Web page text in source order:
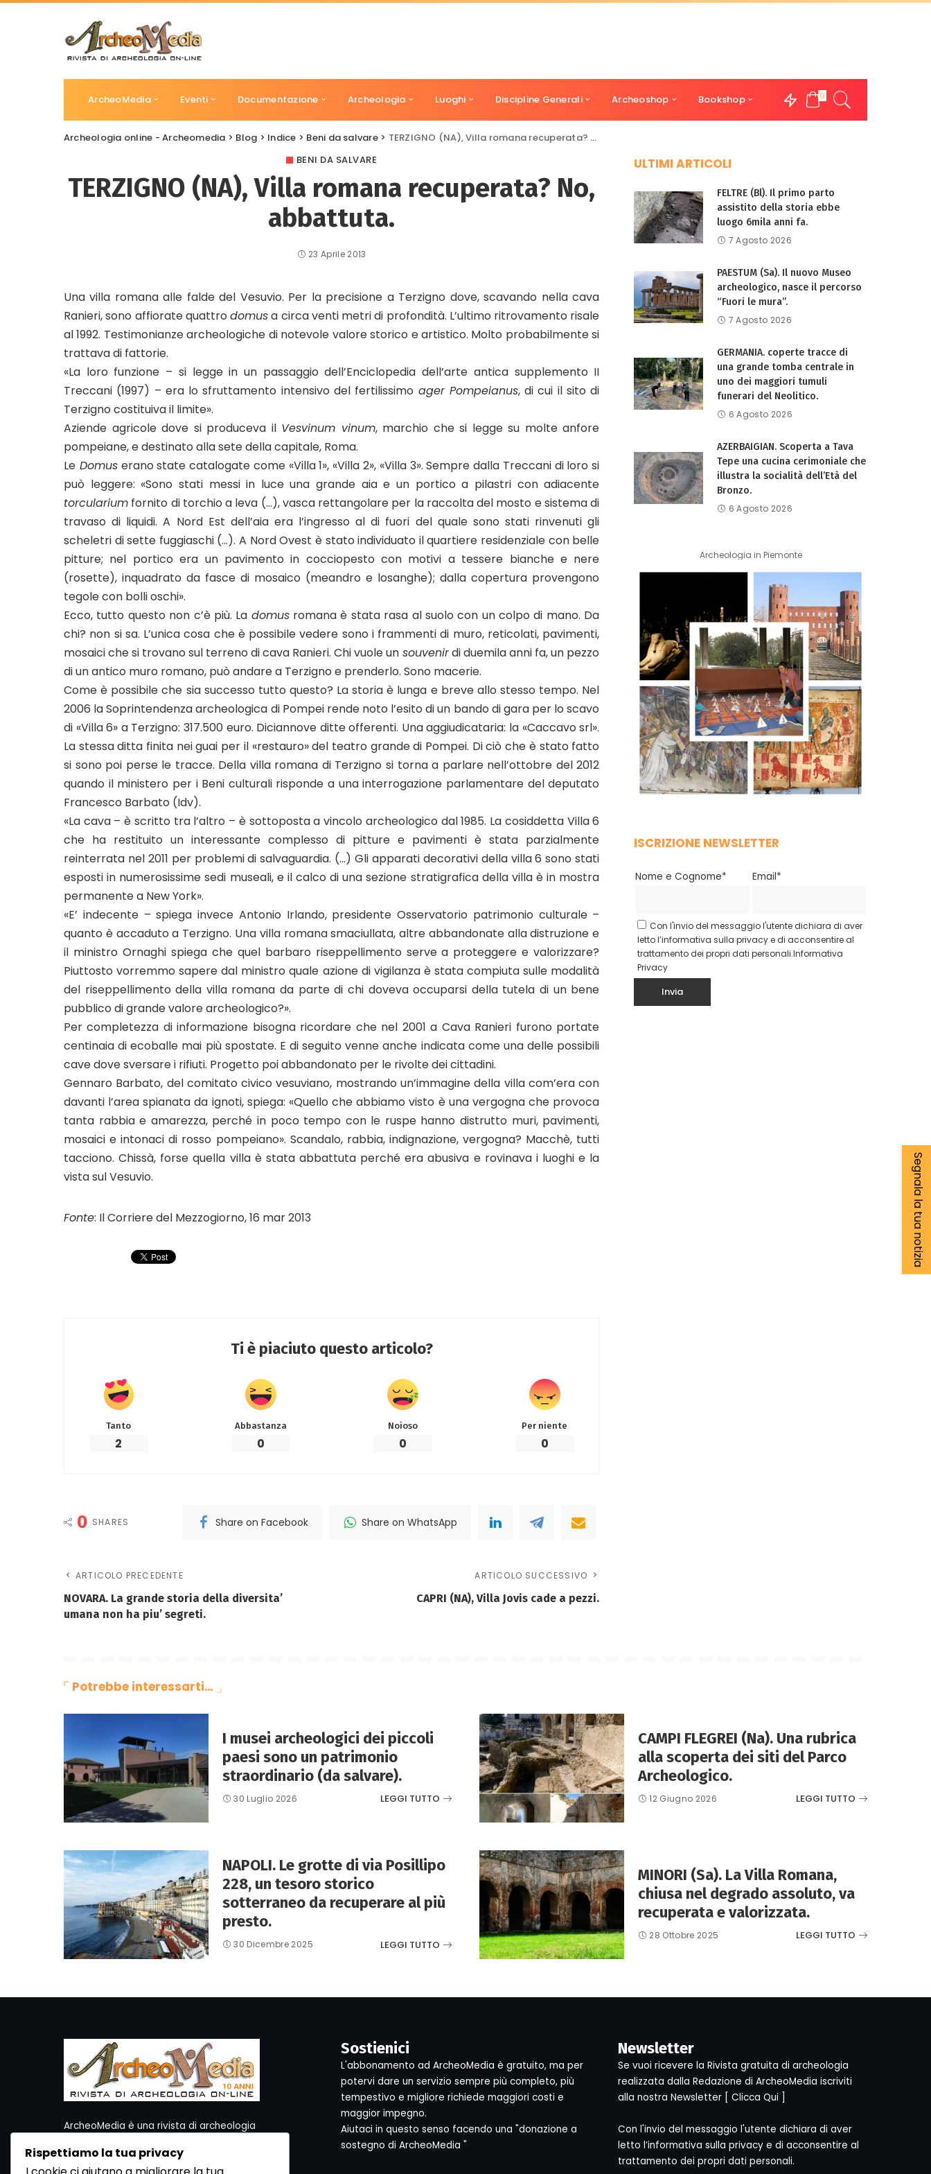
ArcheoMedia Eventi Documentazione Archeologia Luoghi Discipline Generali Archeoshop Bookshop 0
Archeologia online - Archeomedia > Blog > Indice > Beni da salvare> TERZIGNO (NA), Villa romana recuperata? No, abbattuta.
BENI DA SALVARE
TERZIGNO (NA), Villa romana recuperata? No,
abbattuta.
23 Aprile 2013
Una villa romana alle falde del Vesuvio. Per la precisione a Terzigno dove, scavando nella cava
Ranieri, sono affiorate quattro domusa circa venti metri di profondità. L’ultimo ritrovamento risale
al 1992. Testimonianze archeologiche di notevole valore storico e artistico. Molto probabilmente si
trattava di fattorie.
«La loro funzione – si legge in un passaggio dell’Enciclopedia dell’arte antica supplemento II
Treccani (1997) – era lo sfruttamento intensivo del fertilissimo ager Pompeianus, di cui il sito di
Terzigno costituiva il limite».
Aziende agricole dove si produceva il Vesvinum vinum, marchio che si legge su molte anfore
pompeiane, e destinato alla sete della capitale, Roma.
Le Domuserano state catalogate come «Villa 1», «Villa 2», «Villa 3». Sempre dalla Treccani di loro si
può leggere: «Sono stati messi in luce una grande aia e un portico a pilastri con adiacente
torcularium fornito di torchio a leva (…), vasca rettangolare per la raccolta del mosto e sistema di
travaso di liquidi. A Nord Est dell’aia era l’ingresso al di fuori del quale sono stati rinvenuti gli
scheletri di sette fuggiaschi (…). A Nord Ovest è stato individuato il quartiere residenziale con belle
pitture; nel portico era un pavimento in cocciopesto con motivi a tessere bianche e nere
(rosette), inquadrato da fasce di mosaico (meandro e losanghe); dalla copertura provengono
tegole con bolli oschi».
Ecco, tutto questo non c’è più. La domusromana è stata rasa al suolo con un colpo di mano. Da
chi? non si sa. L’unica cosa che è possibile vedere sono i frammenti di muro, reticolati, pavimenti,
mosaici che si trovano sul terreno di cava Ranieri. Chi vuole un souvenirdi duemila anni fa, un pezzo
di un antico muro romano, può andare a Terzigno e prenderlo. Sono macerie.
Come è possibile che sia successo tutto questo? La storia è lunga e breve allo stesso tempo. Nel
2006 la Soprintendenza archeologica di Pompei rende noto l’esito di un bando di gara per lo scavo
di «Villa 6» a Terzigno: 317.500 euro. Diciannove ditte offerenti. Una aggiudicataria: la «Caccavo srl».
La stessa ditta finita nei guai per il «restauro» del teatro grande di Pompei. Di ciò che è stato fatto
si sono poi perse le tracce. Della villa romana di Terzigno si torna a parlare nell’ottobre del 2012
quando il ministero per i Beni culturali risponde a una interrogazione parlamentare del deputato
Francesco Barbato (Idv).
«La cava – è scritto tra l’altro – è sottoposta a vincolo archeologico dal 1985. La cosiddetta Villa 6
che ha restituito un interessante complesso di pitture e pavimenti è stata parzialmente
reinterrata nel 2011 per problemi di salvaguardia. (…) Gli apparati decorativi della villa 6 sono stati
esposti in numerosissime sedi museali, e il calco di una sezione stratigrafica della villa è in mostra
permanente a New York».
«E’ indecente – spiega invece Antonio Irlando, presidente Osservatorio patrimonio culturale –
quanto è accaduto a Terzigno. Una villa romana smaciullata, altre abbandonate alla distruzione e
il ministro Ornaghi spiega che quel barbaro riseppellimento serve a proteggere e valorizzare?
Piuttosto vorremmo sapere dal ministro quale azione di vigilanza è stata compiuta sulle modalità
del riseppellimento della villa romana da parte di chi doveva occuparsi della tutela di un bene
pubblico di grande valore archeologico?».
Per completezza di informazione bisogna ricordare che nel 2001 a Cava Ranieri furono portate
centinaia di ecoballe mai più spostate. E di seguito venne anche indicata come una delle possibili
cave dove sversare i rifiuti. Progetto poi abbandonato per le rivolte dei cittadini.
Gennaro Barbato, del comitato civico vesuviano, mostrando un’immagine della villa com’era con
davanti l’area spianata da ignoti, spiega: «Quello che abbiamo visto è una vergogna che provoca
tanta rabbia e amarezza, perché in poco tempo con le ruspe hanno distrutto muri, pavimenti,
mosaici e intonaci di rosso pompeiano». Scandalo, rabbia, indignazione, vergogna? Macchè, tutti
tacciono. Chissà, forse quella villa è stata abbattuta perché era abusiva e rovinava i luoghi e la
vista sul Vesuvio.
Fonte: Il Corriere del Mezzogiorno, 16 mar 2013
Ti è piaciuto questo articolo?
Tanto
2
Abbastanza
0
Noioso
0
Per niente
0
0 SHARES Share on Facebook Share on WhatsApp
ARTICOLO PRECEDENTE
NOVARA. La grande storia della diversita’
umana non ha piu’ segreti.
ARTICOLO SUCCESSIVO
CAPRI (NA), Villa Jovis cade a pezzi.
ULTIMI ARTICOLI
FELTRE (Bl). Il primo parto
assistito della storia ebbe
luogo 6mila anni fa.
7 Agosto 2026
PAESTUM (Sa). Il nuovo Museo
archeologico, nasce il percorso
“Fuori le mura”.
7 Agosto 2026
GERMANIA. coperte tracce di
una grande tomba centrale in
uno dei maggiori tumuli
funerari del Neolitico.
6 Agosto 2026
AZERBAIGIAN. Scoperta a Tava
Tepe una cucina cerimoniale che
illustra la socialità dell’Età del
Bronzo.
6 Agosto 2026
Archeologia in Piemonte
ISCRIZIONE NEWSLETTER
Nome e Cognome* Email*
Con l'invio del messaggio l'utente dichiara di aver
letto l’informativa sulla privacy e di acconsentire al
trattamento dei propri dati personali.Informativa
Privacy
Potrebbe interessarti…
I musei archeologici dei piccoli
paesi sono un patrimonio
straordinario (da salvare).
30 Luglio 2026 LEGGI TUTTO
CAMPI FLEGREI (Na). Una rubrica
alla scoperta dei siti del Parco
Archeologico.
12 Giugno 2026 LEGGI TUTTO
NAPOLI. Le grotte di via Posillipo
228, un tesoro storico
sotterraneo da recuperare al più
presto.
30 Dicembre 2025 LEGGI TUTTO
MINORI (Sa). La Villa Romana,
chiusa nel degrado assoluto, va
recuperata e valorizzata.
28 Ottobre 2025 LEGGI TUTTO
Segnala la tua notizia
ArcheoMedia è una rivista di archeologia
Per contattare la Redazione potete utilizzare i
Sostienici
L'abbonamento ad ArcheoMedia è gratuito, ma per
potervi dare un servizio sempre più completo, più
tempestivo e migliore richiede maggiori costi e
maggior impegno.
Aiutaci in questo senso facendo una "donazione a
sostegno di ArcheoMedia "
Newsletter
Se vuoi ricevere la Rivista gratuita di archeologia
realizzata dalla Redazione di ArcheoMedia iscriviti
alla nostra Newsletter [ Clicca Qui ]
Con l'invio del messaggio l'utente dichiara di aver
letto l’informativa sulla privacy e di acconsentire al
trattamento dei propri dati personali.
Rispettiamo la tua privacy